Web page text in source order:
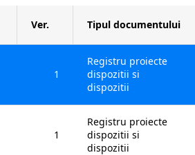
Ver. Tipul documentului
1
Registru proiecte
dispozitii si
dispozitii
1
Registru proiecte
dispozitii si
dispozitii